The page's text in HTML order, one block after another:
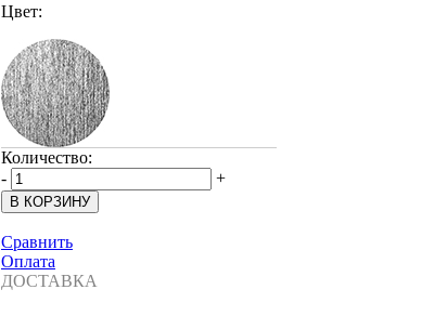
Цвет:
Количество:
-
+
Сравнить
Оплата
ДОСТАВКА